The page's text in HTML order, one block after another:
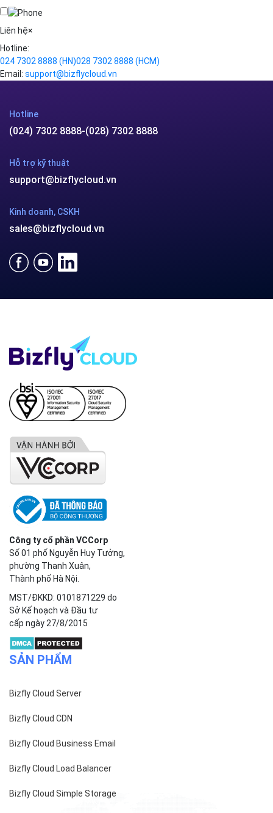
Videos
Liên hệ×
Hotline:
024 7302 8888 (HN)028 7302 8888 (HCM)
Email: support@bizflycloud.vn
Hotline
(024) 7302 8888-(028) 7302 8888
Hỗ trợ kỹ thuật
support@bizflycloud.vn
Kinh doanh, CSKH
sales@bizflycloud.vn
Công ty cổ phần VCCorp
Số 01 phố Nguyễn Huy Tưởng,
phường Thanh Xuân,
Thành phố Hà Nội.
MST/ĐKKD: 0101871229 do
Sở Kế hoạch và Đầu tư
cấp ngày 27/8/2015
SẢN PHẨM
Bizfly Cloud Server
Bizfly Cloud CDN
Bizfly Cloud Business Email
Bizfly Cloud Load Balancer
Bizfly Cloud Simple Storage